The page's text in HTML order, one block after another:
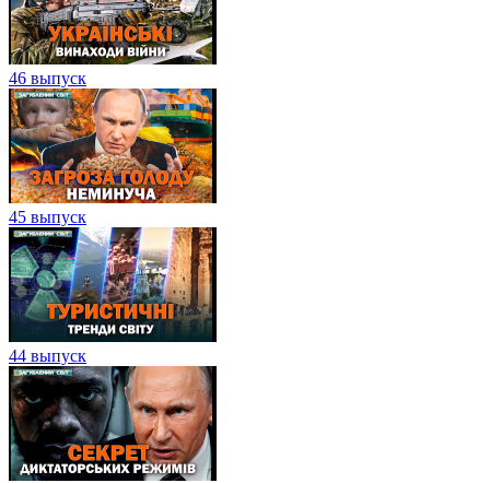
46 выпуск
45 выпуск
44 выпуск